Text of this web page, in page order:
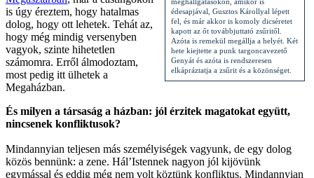
édesapjával, Gusztos Károllyal lépett
fel, és már akkor is komoly dicséretet
kapott az őt továbbjuttató zsűritől.
Azóta is remekül megállja a helyét. Két
hete kiejtette a punk targoncavezető
Genyát és azóta is rendszeresen
elkápráztatja a zsűrit és a közönséget.
is úgy éreztem, hogy hatalmas
dolog, hogy ott lehetek. Tehát az,
hogy még mindig versenyben
vagyok, szinte hihetetlen
számomra. Erről álmodoztam,
most pedig itt ülhetek a
Megaházban.
És milyen a társaság a házban: jól érzitek magatokat együtt,
nincsenek konfliktusok?
Mindannyian teljesen más személyiségek vagyunk, de egy dolog
közös bennünk: a zene. Hál’Istennek nagyon jól kijövünk
egymással és eddig még nem volt köztünk konfliktus. Mindannyian